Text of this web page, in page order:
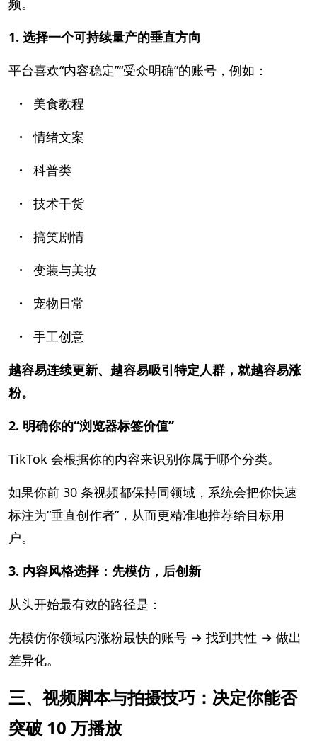
频。
1. 选择一个可持续量产的垂直方向
平台喜欢“内容稳定”“受众明确”的账号，例如：
· 美食教程
·
情绪文案
·
科普类
· 技术干货
·
搞笑剧情
· 变装与美妆
· 宠物日常
· 手工创意
越容易连续更新、越容易吸引特定人群，就越容易涨
粉。
2. 明确你的“浏览器标签价值”
TikTok 会根据你的内容来识别你属于哪个分类。
如果你前 30 条视频都保持同领域，系统会把你快速
标注为“垂直创作者”，从而更精准地推荐给目标用
户。
3. 内容风格选择：先模仿，后创新
从头开始最有效的路径是：
先模仿你领域内涨粉最快的账号 → 找到共性 → 做出
差异化。
三、视频脚本与拍摄技巧：决定你能否
突破 10 万播放